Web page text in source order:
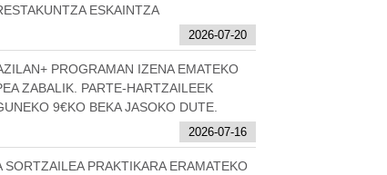
ESKAINTZA
2026-07-20
PROGRAMAN IZENA EMATEKO
ZABALIK. PARTE-HARTZAILEEK
9€KO BEKA JASOKO DUTE.
2026-07-16
SORTZAILEA PRAKTIKARA ERAMATEKO